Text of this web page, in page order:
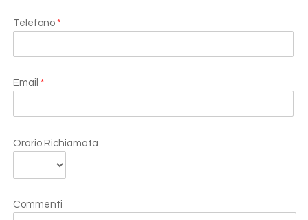
Telefono *
Email *
Orario Richiamata
Commenti